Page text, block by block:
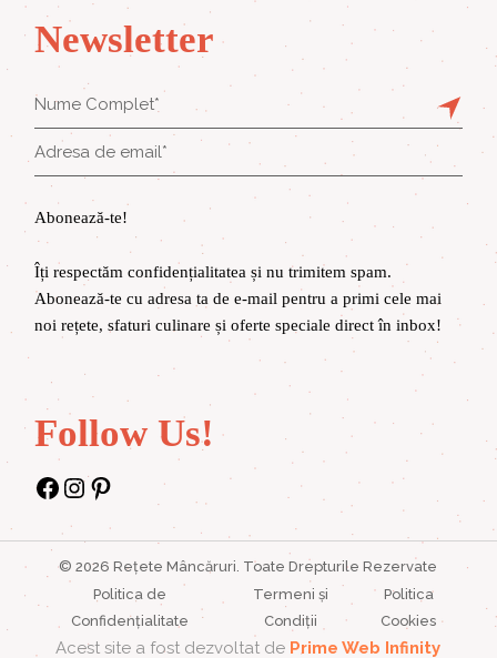
Newsletter
Abonează-te!
Îți respectăm confidențialitatea și nu trimitem spam.
Abonează-te cu adresa ta de e-mail pentru a primi cele mai
noi rețete, sfaturi culinare și oferte speciale direct în inbox!
Follow Us!
Facebook
Instagram
Pinterest
©2026 Rețete Mâncăruri . Toate Drepturile Rezervate
Politica de
Confidențialitate
Termeni și
Condiții
Politica
Cookies
Acest site a fost dezvoltat de Prime Web Infinity